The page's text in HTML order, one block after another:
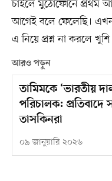
চাইলে মুঠোফোনে প্রথম
আগেই বলে ফেলেছি। এখন
এ নিয়ে প্রশ্ন না করলে খুশি
আরও পড়ুন
তামিমকে ‘ভারতীয়
পরিচালক:
তাসকিনরা
০৯ জানুয়ারি ২০২৬